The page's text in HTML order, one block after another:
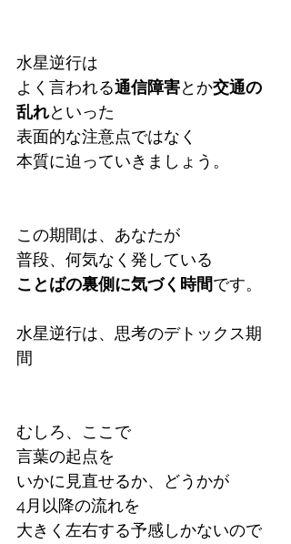
水星逆行は
よく言われる通信障害とか交通の
乱れといった
表面的な注意点ではなく
本質に迫っていきましょう。
この期間は、あなたが
普段、何気なく発している
ことばの裏側に気づく時間です。
水星逆行は、思考のデトックス期
間
むしろ、ここで
言葉の起点を
いかに見直せるか、どうかが
4月以降の流れを
大きく左右する予感しかないので